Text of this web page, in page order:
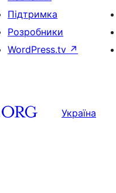
Підтримка
Розробники
WordPress.tv ↗
Україна